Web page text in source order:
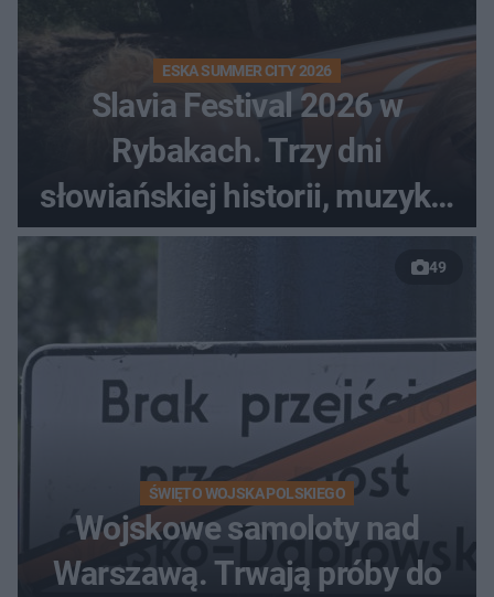
ESKA SUMMER CITY 2026
Slavia Festival 2026 w
Rybakach. Trzy dni
słowiańskiej historii, muzyki i
relaksu nad Jeziorem
49
ŚWIĘTO WOJSKA POLSKIEGO
Wojskowe samoloty nad
Warszawą. Trwają próby do